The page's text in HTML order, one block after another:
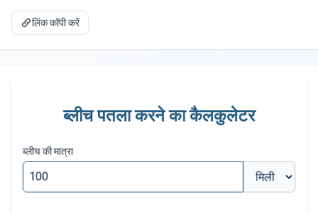
लिंक कॉपी करें
ब्लीच पतला करने का कैलकुलेटर
ब्लीच की मात्रा